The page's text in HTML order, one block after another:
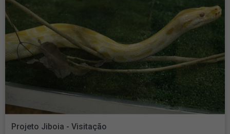
Projeto Jiboia - Visitação